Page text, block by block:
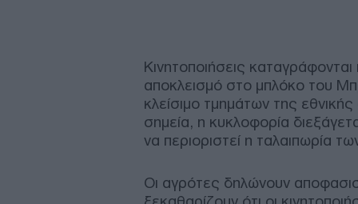
Κινητοποιήσεις
αποκλεισμό στο μπλόκο του
κλείσιμο τμημάτων της
σημεία, η κυκλοφορία
να περιοριστεί η ταλαιπωρία
Οι αγρότες δηλώνουν